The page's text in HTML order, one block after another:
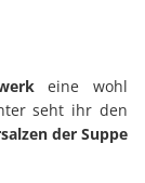
eine wohl
seht ihr den
der Suppe